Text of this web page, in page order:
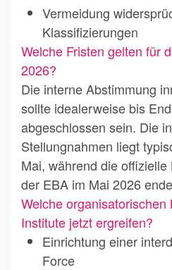
Vermeidung
Klassifizierungen
Welche Fristen gelten für
2026?
Die interne Abstimmung
sollte idealerweise bis
abgeschlossen sein. Die
Stellungnahmen liegt
Mai, während die
der EBA im Mai 2026
Welche
Institute jetzt ergreifen?
Einrichtung einer
Force